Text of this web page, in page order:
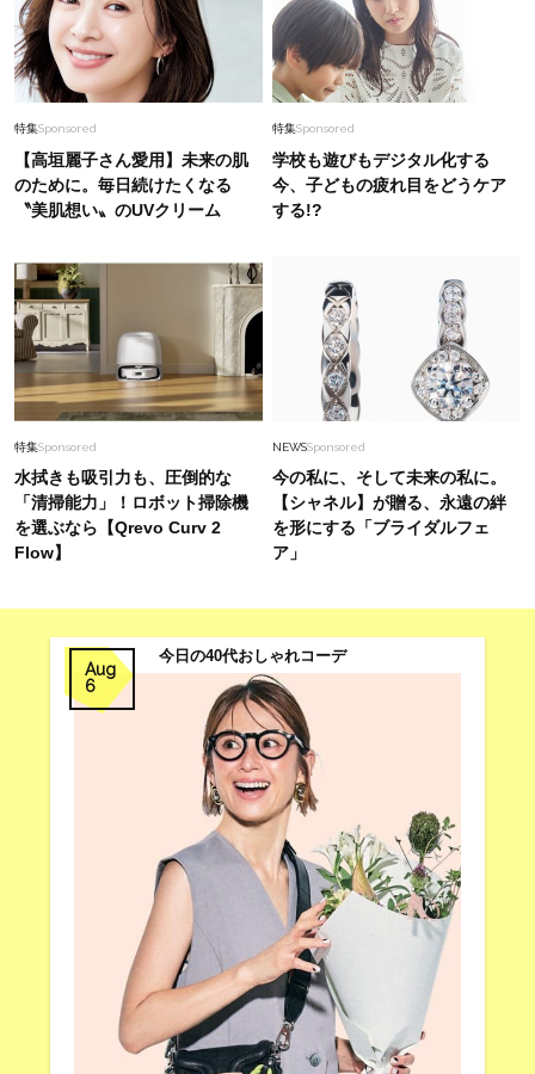
特集Sponsored
【高垣麗子さん愛用】未来の肌
のために。毎日続けたくなる
〝美肌想い〟のUVクリーム
特集Sponsored
学校も遊びもデジタル化する
今、子どもの疲れ目をどうケア
する!?
特集Sponsored
水拭きも吸引力も、圧倒的な
「清掃能力」！ロボット掃除機
を選ぶなら【Qrevo Curv 2
Flow】
NEWSSponsored
今の私に、そして未来の私に。
【シャネル】が贈る、永遠の絆
を形にする「ブライダルフェ
ア」
Aug
6
今日の40代おしゃれコーデ